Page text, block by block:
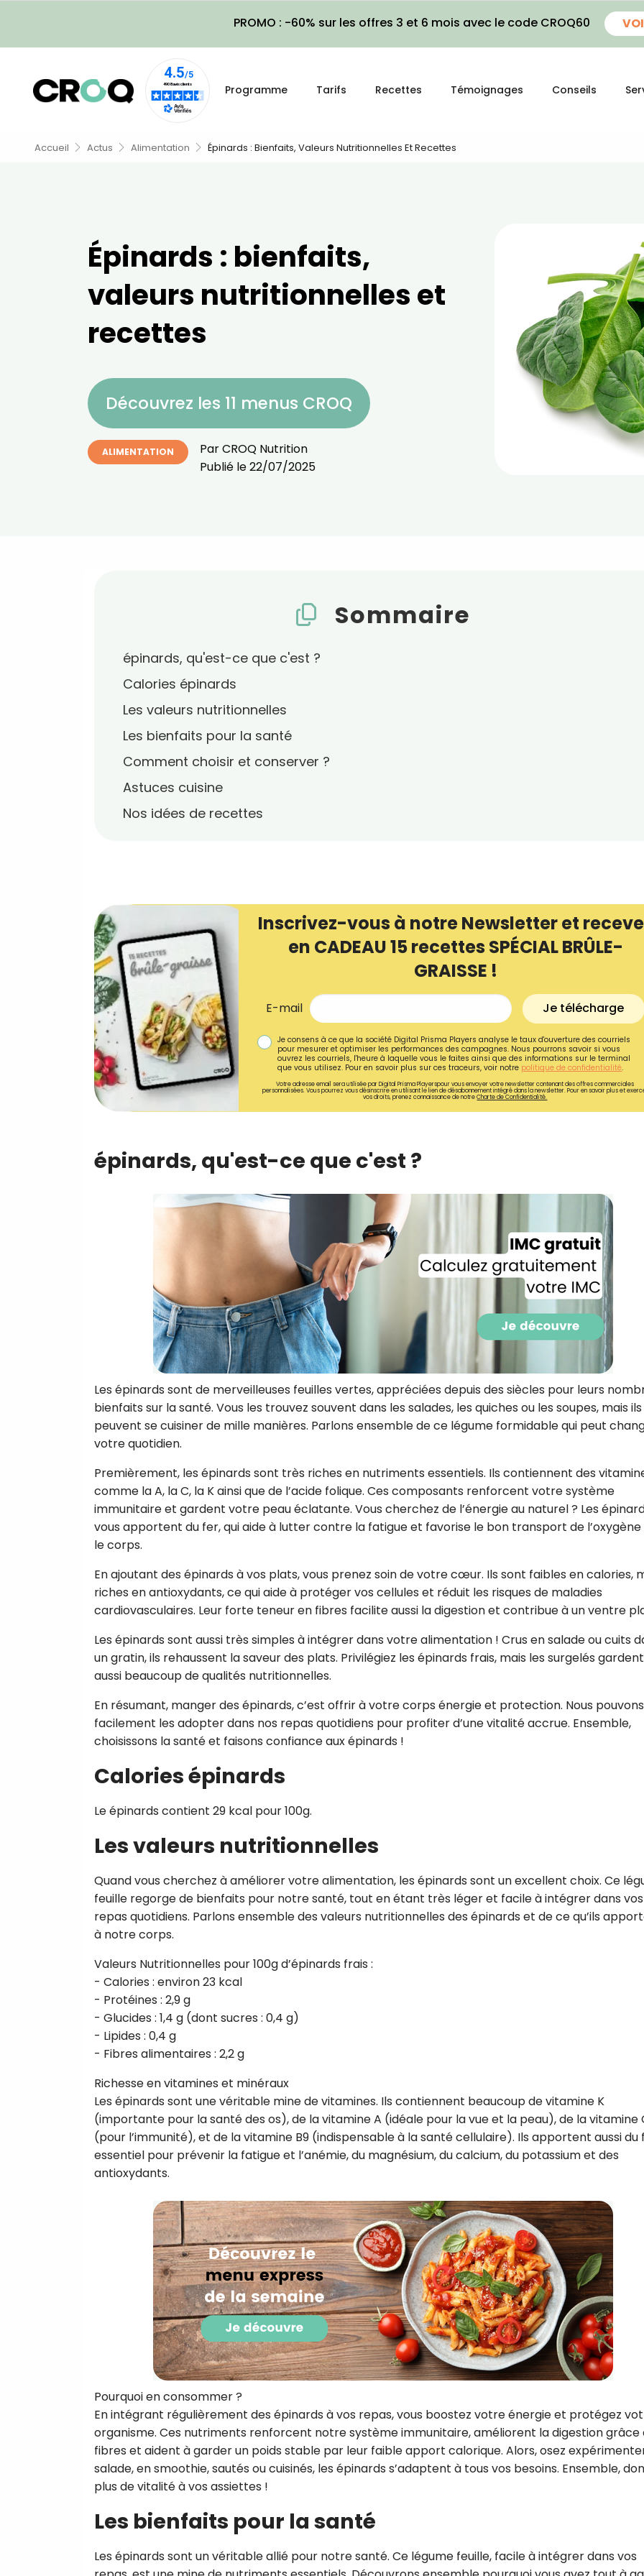
PROMO : -60% sur les offres 3 et 6 mois avec le code CROQ60
Programme Tarifs Recettes Témoignages Conseils
Accueil Actus Alimentation Épinards : Bienfaits, Valeurs Nutritionnelles Et Recettes
Épinards : bienfaits,
valeurs nutritionnelles et
recettes
Découvrez les 11 menus CROQ
ALIMENTATION ParCROQ Nutrition
Publié le22/07/2025
Sommaire
épinards, qu'est-ce que c'est ?
Calories épinards
Les valeurs nutritionnelles
Les bienfaits pour la santé
Comment choisir et conserver ?
Astuces cuisine
Nos idées de recettes
Inscrivez-vous à notre Newsletter et
en CADEAU 15 recettes SPÉCIAL BRÛLE-
GRAISSE !
E-mail Je télécharge
Je consens à ce que la société Digital Prisma Players analyse le taux d'ouverture des courriels
pour mesurer et optimiser les performances des campagnes. Nous pourrons savoir si vous
ouvrez les courriels, l'heure à laquelle vous le faites ainsi que des informations sur le terminal
que vous utilisez. Pour en savoir plus sur ces traceurs, voir notre politique de confidentialité.
Votre adresse email sera utilisée par Digital Prisma Playerspour vous envoyer votre newsletter contenant des offres commerciales
personnalisées. Vous pourrez vous désinscrire en utilisant le lien de désabonnement intégré dans la newsletter. Pour en savoir plus et
vos droits, prenez connaissance de notreCharte de Confidentialité.
épinards, qu'est-ce que c'est ?
Les épinards sont de merveilleuses feuilles vertes, appréciées depuis des siècles pour leurs
bienfaits sur la santé. Vous les trouvez souvent dans les salades, les quiches ou les soupes, mais ils
peuvent se cuisiner de mille manières. Parlons ensemble de ce légume formidable qui peut
votre quotidien.
Premièrement, les épinards sont très riches en nutriments essentiels. Ils contiennent des
comme la A, la C, la K ainsi que de l’acide folique. Ces composants renforcent votre système
immunitaire et gardent votre peau éclatante. Vous cherchez de l’énergie au naturel ? Les
vous apportent du fer, qui aide à lutter contre la fatigue et favorise le bon transport de l’oxygène
le corps.
En ajoutant des épinards à vos plats, vous prenez soin de votre cœur. Ils sont faibles en calories,
riches en antioxydants, ce qui aide à protéger vos cellules et réduit les risques de maladies
cardiovasculaires. Leur forte teneur en fibres facilite aussi la digestion et contribue à un ventre
Les épinards sont aussi très simples à intégrer dans votre alimentation ! Crus en salade ou cuits
un gratin, ils rehaussent la saveur des plats. Privilégiez les épinards frais, mais les surgelés gardent
aussi beaucoup de qualités nutritionnelles.
En résumant, manger des épinards, c’est offrir à votre corps énergie et protection. Nous pouvons
facilement les adopter dans nos repas quotidiens pour profiter d’une vitalité accrue. Ensemble,
choisissons la santé et faisons confiance aux épinards !
Calories épinards
Le épinards contient 29 kcal pour 100g.
Les valeurs nutritionnelles
Quand vous cherchez à améliorer votre alimentation, les épinards sont un excellent choix. Ce
feuille regorge de bienfaits pour notre santé, tout en étant très léger et facile à intégrer dans vos
repas quotidiens. Parlons ensemble des valeurs nutritionnelles des épinards et de ce qu’ils
à notre corps.
Valeurs Nutritionnelles pour 100g d’épinards frais :
- Calories : environ 23 kcal
- Protéines : 2,9 g
- Glucides : 1,4 g (dont sucres : 0,4 g)
- Lipides : 0,4 g
- Fibres alimentaires : 2,2 g
Richesse en vitamines et minéraux
Les épinards sont une véritable mine de vitamines. Ils contiennent beaucoup de vitamine K
(importante pour la santé des os), de la vitamine A (idéale pour la vue et la peau), de la vitamine
(pour l’immunité), et de la vitamine B9 (indispensable à la santé cellulaire). Ils apportent aussi du
essentiel pour prévenir la fatigue et l’anémie, du magnésium, du calcium, du potassium et des
antioxydants.
Pourquoi en consommer ?
En intégrant régulièrement des épinards à vos repas, vous boostez votre énergie et protégez
organisme. Ces nutriments renforcent notre système immunitaire, améliorent la digestion grâce
fibres et aident à garder un poids stable par leur faible apport calorique. Alors, osez
salade, en smoothie, sautés ou cuisinés, les épinards s’adaptent à tous vos besoins. Ensemble,
plus de vitalité à vos assiettes !
Les bienfaits pour la santé
Les épinards sont un véritable allié pour notre santé. Ce légume feuille, facile à intégrer dans vos
Recevez
recettes inédites de
!
Ainsi que la newsletter
Je consens à ce que la société
des courriels pour mesurer et
performances des campagnes.
pourrons savoir si vous ouvrez les
l'heure à laquelle vous le faites
voir notrepolitique de
Je reçois mon cadeau !
exercer vos droits, prenez connaissance de notreCharte
Confidentialité.